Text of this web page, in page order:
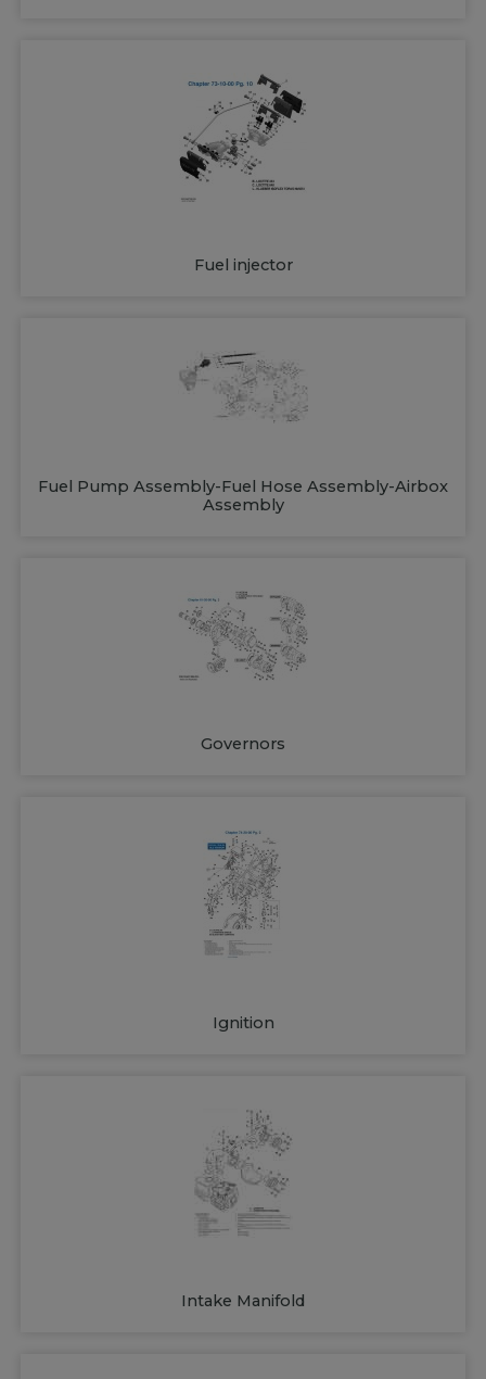
Fuel injector
Fuel Pump Assembly-Fuel Hose Assembly-Airbox
Assembly
Governors
Ignition
Intake Manifold